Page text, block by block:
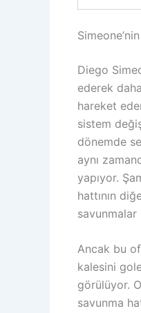
Diego
ederek
hareket
sistem
dönemde
aynı
yapıyor.
hattının
Ancak bu
kalesini
görülüyor.
savunma